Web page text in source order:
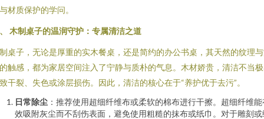
材质保护的学问。
木制桌子的温润守护：专属清洁之道
桌子，无论是厚重的实木餐桌，还是简约的办公书桌，其天然的纹理
触感，都为家居空间注入了宁静与质朴的气息。木材娇贵，清洁不当
干裂、失色或涂层损伤。因此，清洁的核心在于“养护优于去污”。
日常除尘 ：推荐使用超细纤维布或柔软的棉布进行干擦。超细纤维能
效吸附灰尘而不刮伤表面，避免使用粗糙的抹布或纸巾。对于雕刻或